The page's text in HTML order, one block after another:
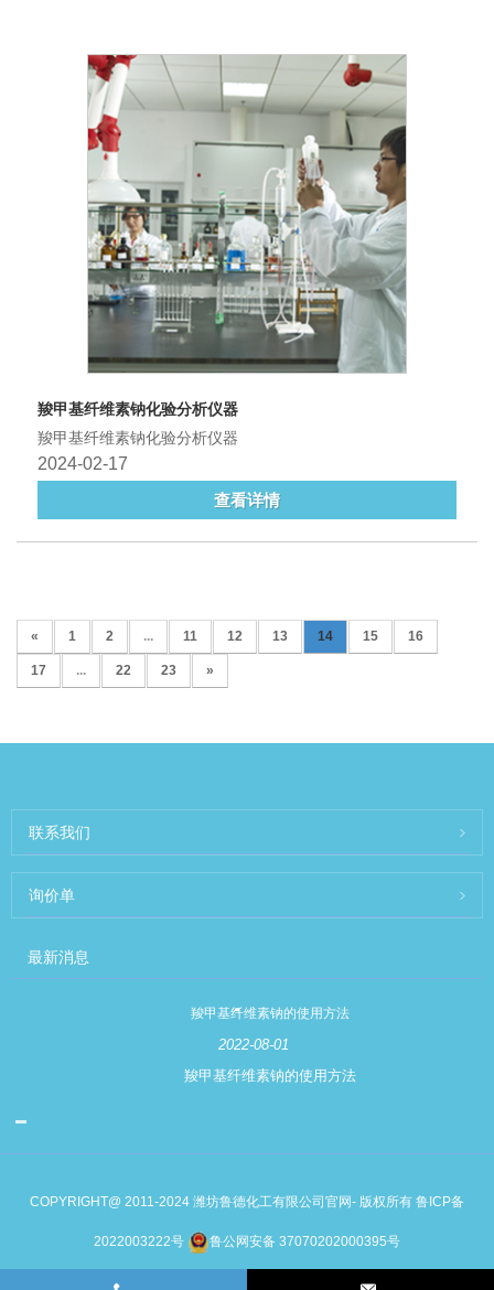
羧甲基纤维素钠化验分析仪器
羧甲基纤维素钠化验分析仪器
2024-02-17
查看详情
« 1 2 ... 11 12 13 14 15 16
17 ... 22 23 »
联系我们
询价单
最新消息
羧甲基纤维素钠的使用方法
2022-08-01
羧甲基纤维素钠的使用方法
COPYRIGHT@ 2011-2024 潍坊鲁德化工有限公司官网- 版权所有 鲁ICP备
2022003222号 鲁公网安备 37070202000395号
Sitemap